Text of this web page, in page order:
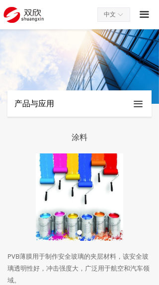
끀
ꀅ
中文
产品与应用 끀
涂料
PVB薄膜用于制作安全玻璃的夹层材料，该安全玻
璃透明性好，冲击强度大，广泛用于航空和汽车领
域。